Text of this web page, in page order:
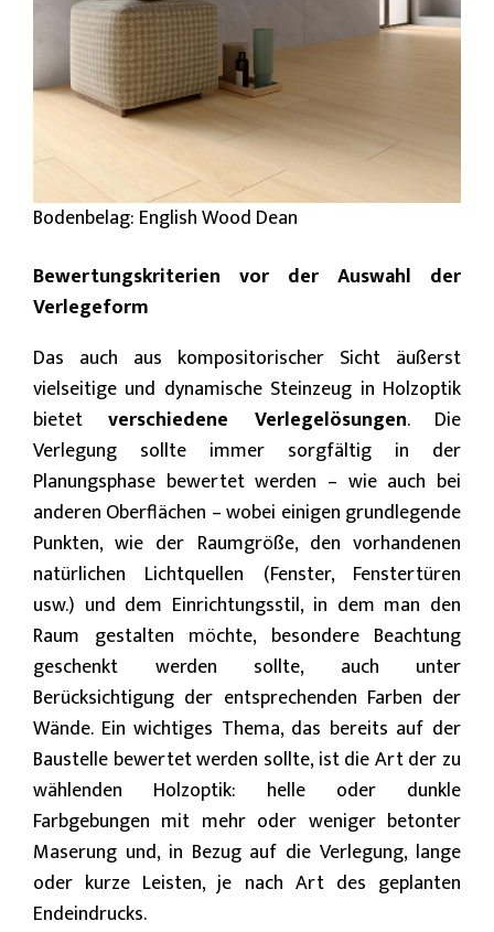
Bodenbelag: English Wood Dean
Bewertungskriterien vor der Auswahl der
Verlegeform
Das auch aus kompositorischer Sicht äußerst
vielseitige und dynamische Steinzeug in Holzoptik
bietetverschiedene Verlegelösungen. Die
Verlegung sollte immer sorgfältig in der
Planungsphase bewertet werden – wie auch bei
anderen Oberflächen – wobei einigen grundlegende
Punkten, wie der Raumgröße, den vorhandenen
natürlichen Lichtquellen (Fenster, Fenstertüren
usw.) und dem Einrichtungsstil, in dem man den
Raum gestalten möchte, besondere Beachtung
geschenkt werden sollte, auch unter
Berücksichtigung der entsprechenden Farben der
Wände. Ein wichtiges Thema, das bereits auf der
Baustelle bewertet werden sollte, ist die Art der zu
wählenden Holzoptik: helle oder dunkle
Farbgebungen mit mehr oder weniger betonter
Maserung und, in Bezug auf die Verlegung, lange
oder kurze Leisten, je nach Art des geplanten
Endeindrucks.